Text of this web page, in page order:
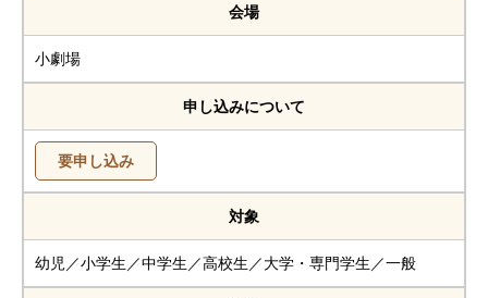
会場
小劇場
申し込みについて
要申し込み
対象
幼児／小学生／中学生／高校生／大学・専門学生／一般